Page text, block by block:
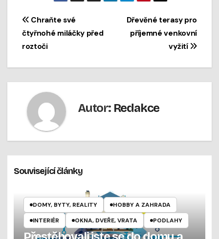
Navigace
pro
příspěvek
Dřevěné terasy pro
příjemné venkovní
vyžití
Chraňte své
čtyřnohé miláčky před
roztoči
Autor: Redakce
Související články
DOMY, BYTY, REALITY
HOBBY A ZAHRADA
INTERIÉR
OKNA, DVEŘE, VRATA PODLAHY